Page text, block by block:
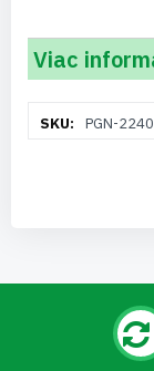
Viac
informáciíPGN-